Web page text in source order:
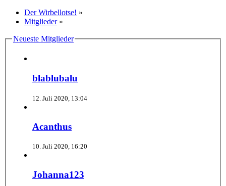
Der Wirbellotse! »
Mitglieder »
Neueste Mitglieder
blablubalu
12. Juli 2020, 13:04
Acanthus
10. Juli 2020, 16:20
Johanna123